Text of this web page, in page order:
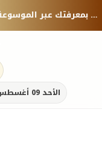
منصة معرفية موثوقة — شارك بمعرفتك عبر الموسوعة العالمية كيوبيديا.
الأحد 09 أغسطس 2026